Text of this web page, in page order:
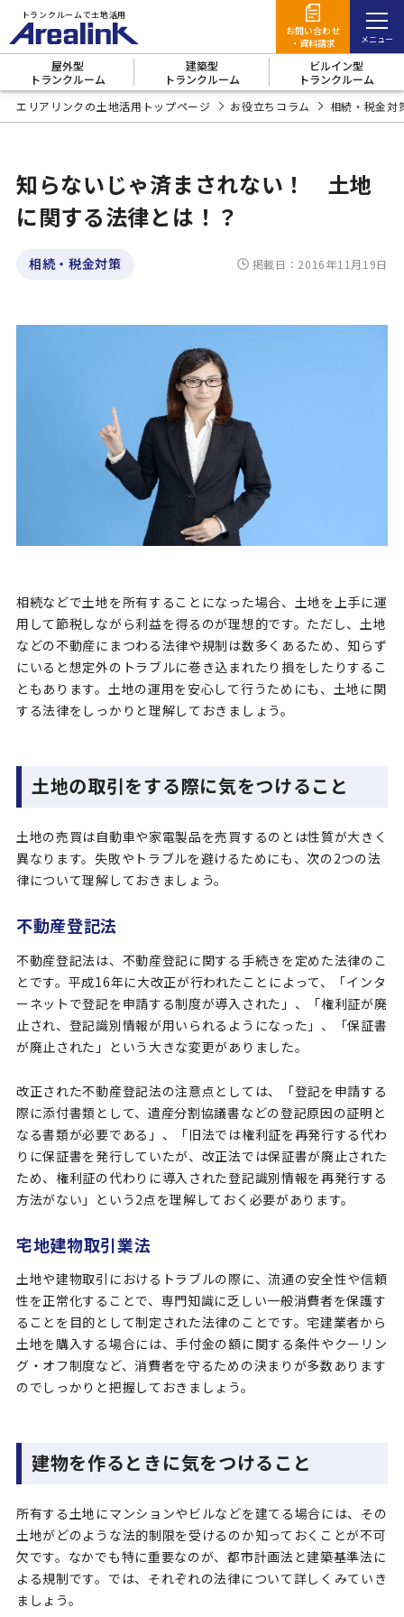
トランクルームで土地活用
お問い合わせ
・資料請求
屋外型
トランクルーム
商品概要
7つのメリッ
事例
契約の流れ
よくあるご
建築型
トランクルーム
6つのメリッ
事例
契約の流れ
よくあるご
ビルイン型
トランクルーム
商品概要
6つのメリッ
事例
契約
エリアリンクの土地活用
屋外型トランクルーム
商品概要
7つのメリット
建築型 トランクルーム
商品概要
6つのメリット
契約の流れ
ビルイン型トランクルーム
商品概要
よくあるご質問
3つの活用方法を徹底比較
エリアリンクの4つの強み
オーナー様の声（事例紹介）
お役立ちコラム
お問い合わせ・資料請求
お電話でのお問い合わせ
企業情報
プライバシーポリシー
コーポレートサイト
エリアリンクの土地活用トップページ お役立ちコラム 相続・税金対
知らないじゃ済まされない！ 土地
に関する法律とは！？
相続・税金対策 掲載日：2016年11月19日
相続などで土地を所有することになった場合、土地を上手に運
用して節税しながら利益を得るのが理想的です。ただし、土地
などの不動産にまつわる法律や規制は数多くあるため、知らず
にいると想定外のトラブルに巻き込まれたり損をしたりするこ
ともあります。土地の運用を安心して行うためにも、土地に関
する法律をしっかりと理解しておきましょう。
土地の取引をする際に気をつけること
土地の売買は自動車や家電製品を売買するのとは性質が大きく
異なります。失敗やトラブルを避けるためにも、次の2つの法
律について理解しておきましょう。
不動産登記法
不動産登記法は、不動産登記に関する手続きを定めた法律のこ
とです。平成16年に大改正が行われたことによって、「インタ
ーネットで登記を申請する制度が導入された」、「権利証が廃
止され、登記識別情報が用いられるようになった」、「保証書
が廃止された」という大きな変更がありました。
改正された不動産登記法の注意点としては、「登記を申請する
際に添付書類として、遺産分割協議書などの登記原因の証明と
なる書類が必要である」、「旧法では権利証を再発行する代わ
りに保証書を発行していたが、改正法では保証書が廃止された
ため、権利証の代わりに導入された登記識別情報を再発行する
方法がない」という2点を理解しておく必要があります。
宅地建物取引業法
土地や建物取引におけるトラブルの際に、流通の安全性や信頼
性を正常化することで、専門知識に乏しい一般消費者を保護す
ることを目的として制定された法律のことです。宅建業者から
土地を購入する場合には、手付金の額に関する条件やクーリン
グ・オフ制度など、消費者を守るための決まりが多数あります
のでしっかりと把握しておきましょう。
建物を作るときに気をつけること
所有する土地にマンションやビルなどを建てる場合には、その
土地がどのような法的制限を受けるのか知っておくことが不可
欠です。なかでも特に重要なのが、都市計画法と建築基準法に
よる規制です。では、それぞれの法律について詳しくみていき
ましょう。